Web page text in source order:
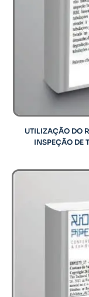
UTILIZAÇÃO DO
INSPEÇÃO DE